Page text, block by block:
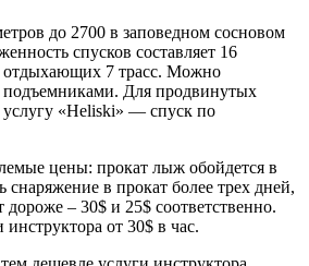
до 2700 в заповедном сосновом
спусков составляет 16
7 трасс. Можно
подъемниками. Для продвинутых
«Heliski» — спуск по
цены: прокат лыж обойдется в
снаряжение в прокат более трех дней,
дороже – 30$ и 25$ соответственно.
от 30$ в час.